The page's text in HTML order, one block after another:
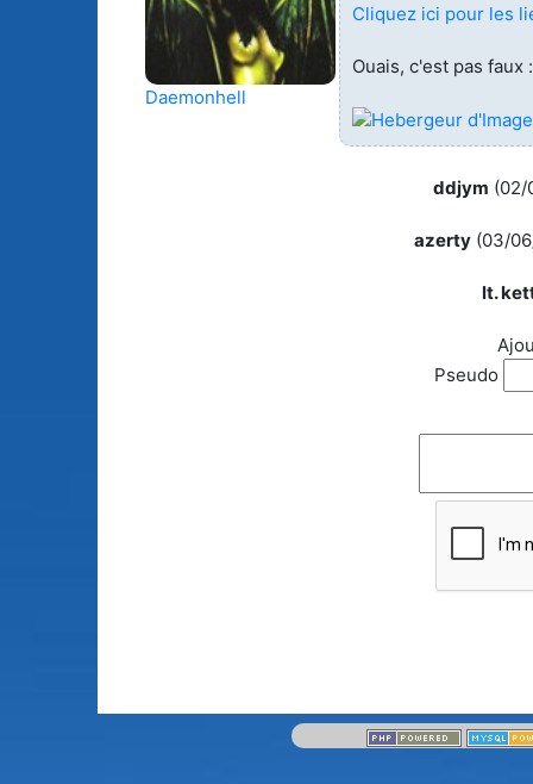
Animes licenciés
(256)
Animes abandonnés
(Privés) (132)
Mangas terminés
(Publics) (88)
Mangas en pause
Mangas licenciés
Mangas
Tous les mangas
Daemonhell
Cliquez ici pour les
Ouais, c'est pas faux :
ddjym (02/
azerty (03/
lt.
Pseudo